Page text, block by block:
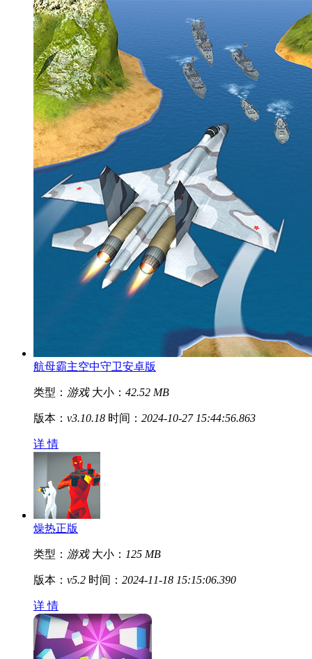
航母霸主空中守卫安卓版
类型： 游戏 大小： 42.52 MB
版本： v3.10.18 时间： 2024-10-27 15:44:56.863
详 情
燥热正版
类型： 游戏 大小： 125 MB
版本： v5.2 时间： 2024-11-18 15:15:06.390
详 情